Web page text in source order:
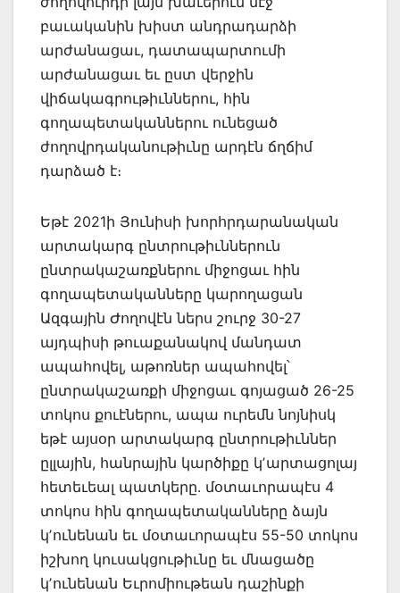
բաւականին խիստ անդրադարձի
արժանացաւ, դատապարտումի
արժանացաւ եւ ըստ վերջին
վիճակագրութիւններու, հին
գողապետականներու ունեցած
ժողովրդականութիւնը արդէն ճղճիմ
դարձած է։
Եթէ 2021ի Յունիսի խորհրդարանական
արտակարգ ընտրութիւններուն
ընտրակաշառքներու միջոցաւ հին
գողապետականները կարողացան
Ազգային Ժողովէն ներս շուրջ 30-27
այդպիսի թուաքանակով մանդատ
ապահովել, աթոռներ ապահովել՝
ընտրակաշառքի միջոցաւ գոյացած 26-25
տոկոս քուէներու, ապա ուրեմն նոյնիսկ
եթէ այսօր արտակարգ ընտրութիւններ
ըլլային, հանրային կարծիքը կʼարտացոլայ
հետեւեալ պատկերը․ մօտաւորապէս 4
տոկոս հին գողապետականները ձայն
կʼունենան եւ մօտաւորապէս 55-50 տոկոս
իշխող կուսակցութիւնը եւ մնացածը
կʼունենան Եւրոմիութեան դաշինքի